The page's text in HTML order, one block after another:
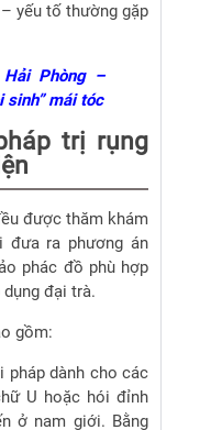
yếu tố thường gặp
Phòng –
sinh” mái tóc
trị rụng
được thăm khám
ra phương án
phác đồ phù hợp
đại trà.
gồm:
pháp dành cho các
U hoặc hói đỉnh
ở nam giới. Bằng